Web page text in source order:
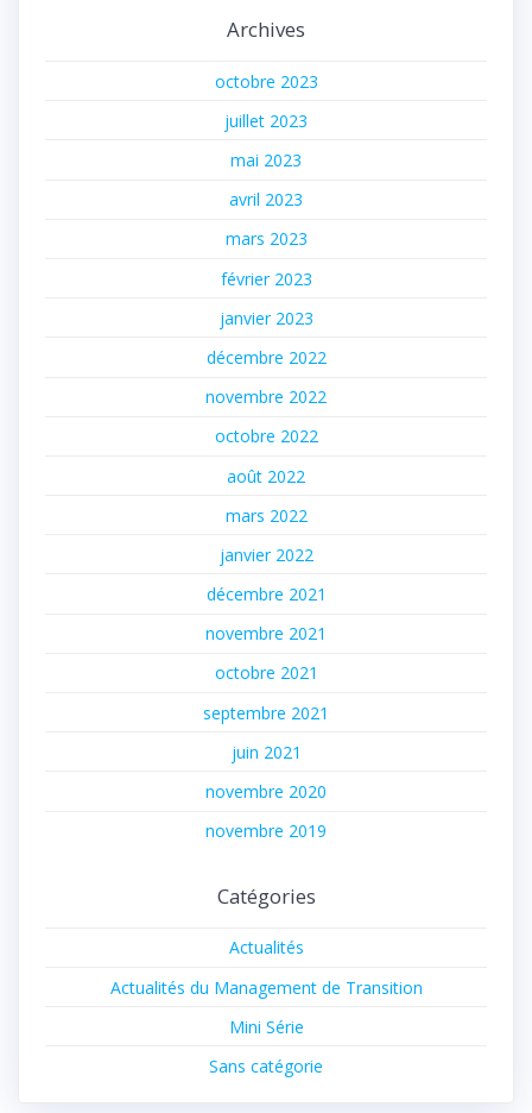
Archives
octobre 2023
juillet 2023
mai 2023
avril 2023
mars 2023
février 2023
janvier 2023
décembre 2022
novembre 2022
octobre 2022
août 2022
mars 2022
janvier 2022
décembre 2021
novembre 2021
octobre 2021
septembre 2021
juin 2021
novembre 2020
novembre 2019
Catégories
Actualités
Actualités du Management de Transition
Mini Série
Sans catégorie